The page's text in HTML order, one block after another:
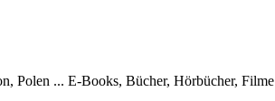
Polen ... E-Books, Bücher, Hörbücher, Filme